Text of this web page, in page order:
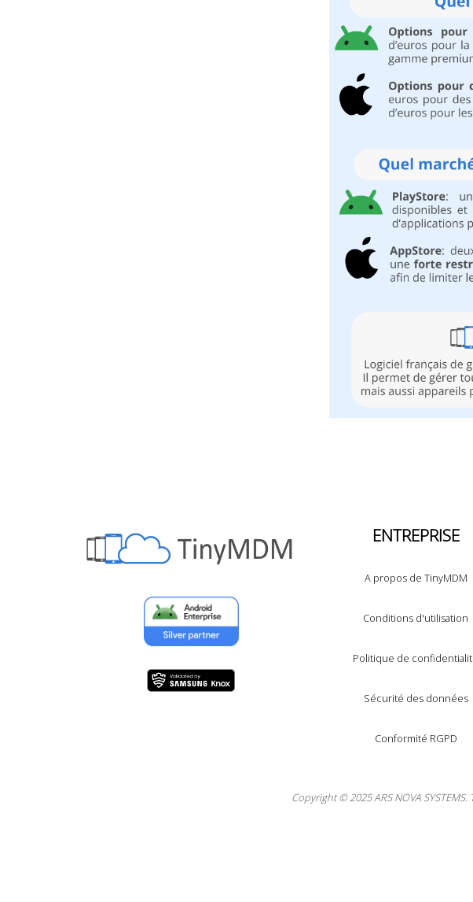
ENTREPRISE
A propos de TinyMDM
Conditions d'utilisation
Politique de
Sécurité des données
Conformité RGPD
Copyright © 2025 ARS NOVA